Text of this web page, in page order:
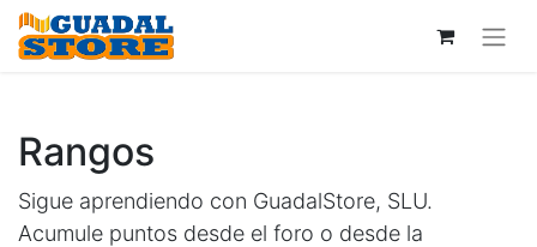
Rangos
Sigue aprendiendo con GuadalStore, SLU.
Acumule puntos desde el foro o desde la